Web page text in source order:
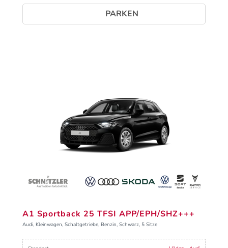
PARKEN
A1 Sportback 25 TFSI APP/EPH/SHZ+++
Audi, Kleinwagen, Schaltgetriebe, Benzin, Schwarz, 5 Sitze